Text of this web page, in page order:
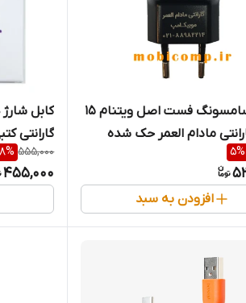
شارژر سامسونگ فست اصل ویتنام 15
مادام العمر حک شده
5%
افزودن به سبد
کابل
گارانتی
555,000
%
455,000